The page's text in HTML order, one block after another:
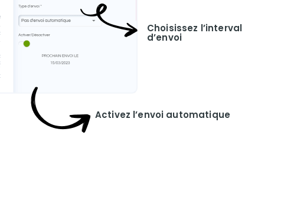
Choisissez l’interval
d’envoi
Activez l’envoi automatique